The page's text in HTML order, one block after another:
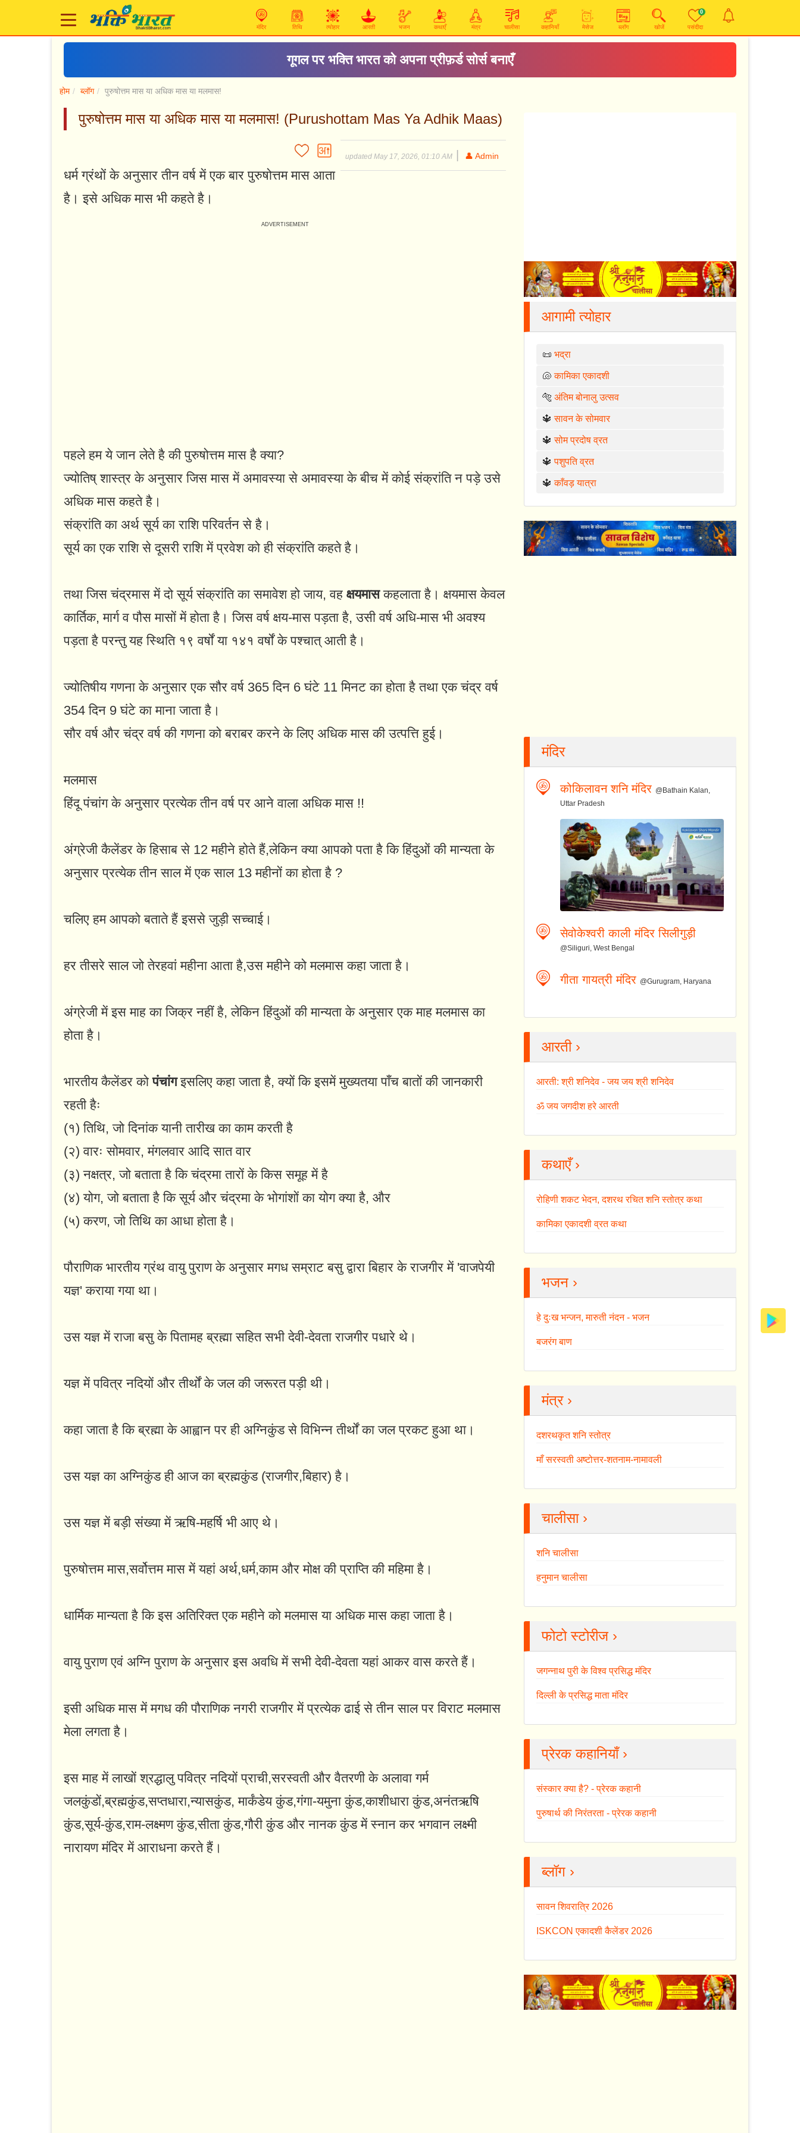
मंदिर तिथि त्योहार आरती भजन कथाएँ मंत्र चालीसा कहानियाँ मेसेज ब्लॉग खोजें
0
पसंदीदा
गूगल पर भक्ति भारत को अपना प्रीफ़र्ड सोर्स बनाएँ
होम ब्लॉग पुरुषोत्तम मास या अधिक मास या मलमास!
पुरुषोत्तम मास या अधिक मास या मलमास! (Purushottam Mas Ya Adhik Maas)
updated May 17, 2026, 01:10 AM 👤 Admin
धर्म ग्रंथों के अनुसार तीन वर्ष में एक बार पुरुषोत्तम मास आता
है। इसे अधिक मास भी कहते है।
पहले हम ये जान लेते है की पुरुषोत्तम मास है क्या?
ज्योतिष् शास्त्र के अनुसार जिस मास में अमावस्या से अमावस्या के बीच में कोई संक्रांति न पड़े उसे
अधिक मास कहते है।
संक्रांति का अर्थ सूर्य का राशि परिवर्तन से है।
सूर्य का एक राशि से दूसरी राशि में प्रवेश को ही संक्रांति कहते है।
तथा जिस चंद्रमास में दो सूर्य संक्रांति का समावेश हो जाय, वह क्षयमासकहलाता है। क्षयमास केवल
कार्तिक, मार्ग व पौस मासों में होता है। जिस वर्ष क्षय-मास पड़ता है, उसी वर्ष अधि-मास भी अवश्य
पड़ता है परन्तु यह स्थिति १९ वर्षों या १४१ वर्षों के पश्चात् आती है।
ज्योतिषीय गणना के अनुसार एक सौर वर्ष 365 दिन 6 घंटे 11 मिनट का होता है तथा एक चंद्र वर्ष
354 दिन 9 घंटे का माना जाता है।
सौर वर्ष और चंद्र वर्ष की गणना को बराबर करने के लिए अधिक मास की उत्पत्ति हुई।
मलमास
हिंदू पंचांग के अनुसार प्रत्येक तीन वर्ष पर आने वाला अधिक मास !!
अंग्रेजी कैलेंडर के हिसाब से 12 महीने होते हैं,लेकिन क्या आपको पता है कि हिंदुओं की मान्यता के
अनुसार प्रत्येक तीन साल में एक साल 13 महीनों का होता है ?
चलिए हम आपको बताते हैं इससे जुड़ी सच्चाई।
हर तीसरे साल जो तेरहवां महीना आता है,उस महीने को मलमास कहा जाता है।
अंग्रेजी में इस माह का जिक्र नहीं है, लेकिन हिंदुओं की मान्यता के अनुसार एक माह मलमास का
होता है।
भारतीय कैलेंडर कोपंचांगइसलिए कहा जाता है, क्यों कि इसमें मुख्यतया पाँच बातों की जानकारी
रहती हैः
(१) तिथि, जो दिनांक यानी तारीख का काम करती है
(२) वारः सोमवार, मंगलवार आदि सात वार
(३) नक्षत्र, जो बताता है कि चंद्रमा तारों के किस समूह में है
(४) योग, जो बताता है कि सूर्य और चंद्रमा के भोगांशों का योग क्या है, और
(५) करण, जो तिथि का आधा होता है।
पौराणिक भारतीय ग्रंथ वायु पुराण के अनुसार मगध सम्राट बसु द्वारा बिहार के राजगीर में 'वाजपेयी
यज्ञ' कराया गया था।
उस यज्ञ में राजा बसु के पितामह ब्रह्मा सहित सभी देवी-देवता राजगीर पधारे थे।
यज्ञ में पवित्र नदियों और तीर्थों के जल की जरूरत पड़ी थी।
कहा जाता है कि ब्रह्मा के आह्वान पर ही अग्निकुंड से विभिन्न तीर्थों का जल प्रकट हुआ था।
उस यज्ञ का अग्निकुंड ही आज का ब्रह्मकुंड (राजगीर,बिहार) है।
उस यज्ञ में बड़ी संख्या में ऋषि-महर्षि भी आए थे।
पुरुषोत्तम मास,सर्वोत्तम मास में यहां अर्थ,धर्म,काम और मोक्ष की प्राप्ति की महिमा है।
धार्मिक मान्यता है कि इस अतिरिक्त एक महीने को मलमास या अधिक मास कहा जाता है।
वायु पुराण एवं अग्नि पुराण के अनुसार इस अवधि में सभी देवी-देवता यहां आकर वास करते हैं।
इसी अधिक मास में मगध की पौराणिक नगरी राजगीर में प्रत्येक ढाई से तीन साल पर विराट मलमास
मेला लगता है।
इस माह में लाखों श्रद्धालु पवित्र नदियों प्राची,सरस्वती और वैतरणी के अलावा गर्म
जलकुंडों,ब्रह्मकुंड,सप्तधारा,न्यासकुंड, मार्कंडेय कुंड,गंगा-यमुना कुंड,काशीधारा कुंड,अनंतऋषि
कुंड,सूर्य-कुंड,राम-लक्ष्मण कुंड,सीता कुंड,गौरी कुंड और नानक कुंड में स्नान कर भगवान लक्ष्मी
नारायण मंदिर में आराधना करते हैं।
आगामी त्योहार
📜भद्रा
🐚कामिका एकादशी
🐅अंतिम बोनालु उत्सव
🔱सावन के सोमवार
🔱सोम प्रदोष व्रत
🔱पशुपति व्रत
🔱काँवड़ यात्रा
मंदिर
कोकिलावन शनि मंदिर @Bathain Kalan,
Uttar Pradesh
सेवोकेश्वरी काली मंदिर सिलीगुड़ी
@Siliguri, West Bengal
गीता गायत्री मंदिर @Gurugram, Haryana
आरती ›
आरती: श्री शनिदेव - जय जय श्री शनिदेव
ॐ जय जगदीश हरे आरती
कथाएँ ›
रोहिणी शकट भेदन, दशरथ रचित शनि स्तोत्र कथा
कामिका एकादशी व्रत कथा
भजन ›
हे दुःख भन्जन, मारुती नंदन - भजन
बजरंग बाण
मंत्र ›
दशरथकृत शनि स्तोत्र
माँ सरस्वती अष्टोत्तर-शतनाम-नामावली
चालीसा ›
शनि चालीसा
हनुमान चालीसा
फोटो स्टोरीज ›
जगन्नाथ पुरी के विश्व प्रसिद्ध मंदिर
दिल्ली के प्रसिद्ध माता मंदिर
प्रेरक कहानियाँ ›
संस्कार क्या है? - प्रेरक कहानी
पुरुषार्थ की निरंतरता - प्रेरक कहानी
ब्लॉग ›
सावन शिवरात्रि 2026
ISKCON एकादशी कैलेंडर 2026